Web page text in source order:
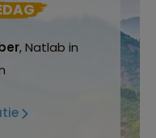
, Natlab in